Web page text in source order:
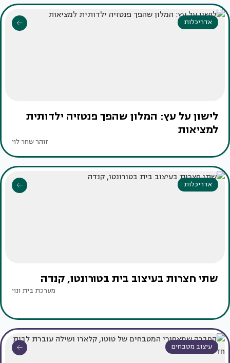
אדריכלות
לישון על עץ: המלון שהפך פנטזיה ילדותית
למציאות
זוהר שחר לוי
אדריכלות
שתי חצרות בעיצוב בית בטורונטו, קנדה
מערכת בית ונוי
עיצוב מטבחים